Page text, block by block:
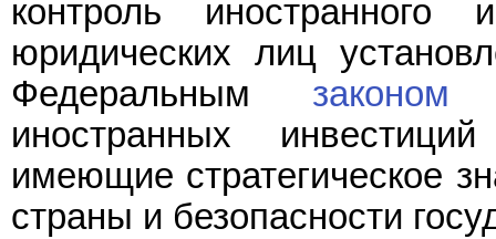
контроль
юридических лиц
Федеральным законом
иностранных
имеющие стратегическое
страны и безопасности